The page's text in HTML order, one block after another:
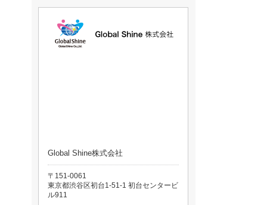
Global Shine株式会社
〒151-0061
東京都渋谷区初台1-51-1 初台センタービ
ル911